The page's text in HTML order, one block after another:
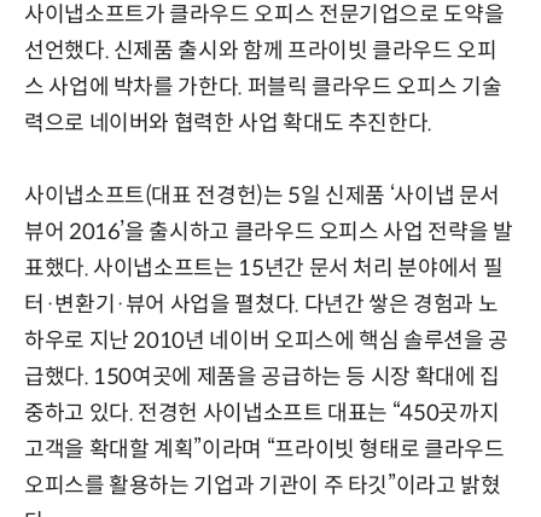
사이냅소프트가 클라우드 오피스 전문기업으로 도약을
선언했다. 신제품 출시와 함께 프라이빗 클라우드 오피
스 사업에 박차를 가한다. 퍼블릭 클라우드 오피스 기술
력으로 네이버와 협력한 사업 확대도 추진한다.
사이냅소프트(대표 전경헌)는 5일 신제품 ‘사이냅 문서
뷰어 2016’을 출시하고 클라우드 오피스 사업 전략을 발
표했다. 사이냅소프트는 15년간 문서 처리 분야에서 필
터·변환기·뷰어 사업을 펼쳤다. 다년간 쌓은 경험과 노
하우로 지난 2010년 네이버 오피스에 핵심 솔루션을 공
급했다. 150여곳에 제품을 공급하는 등 시장 확대에 집
중하고 있다. 전경헌 사이냅소프트 대표는 “450곳까지
고객을 확대할 계획”이라며 “프라이빗 형태로 클라우드
오피스를 활용하는 기업과 기관이 주 타깃”이라고 밝혔